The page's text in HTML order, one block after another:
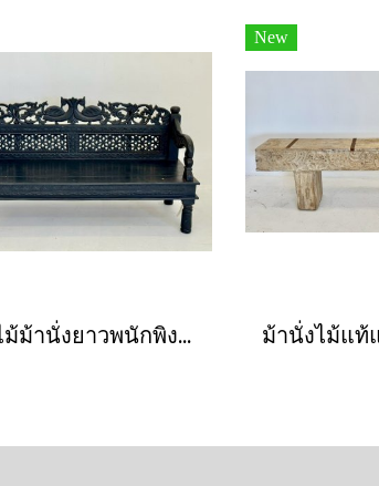
เก้าอี้ไม้ม้านั่งยาวพนักพิงฉลุลายสีดำ
New